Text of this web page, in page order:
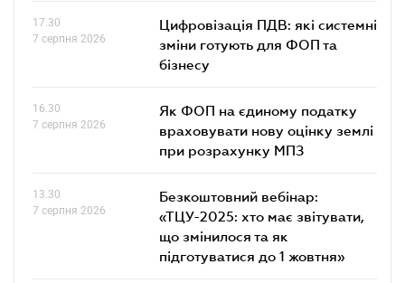
17.30
7 серпня 2026
Цифровізація ПДВ: які системні
зміни готують для ФОП та
бізнесу
16.30
7 серпня 2026
Як ФОП на єдиному податку
враховувати нову оцінку землі
при розрахунку МПЗ
13.30
7 серпня 2026
Безкоштовний вебінар:
«ТЦУ-2025: хто має звітувати,
що змінилося та як
підготуватися до 1 жовтня»